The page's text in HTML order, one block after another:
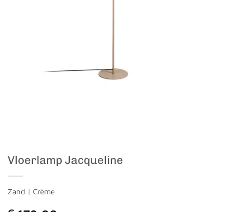
Vloerlamp Jacqueline
Zand | Crème